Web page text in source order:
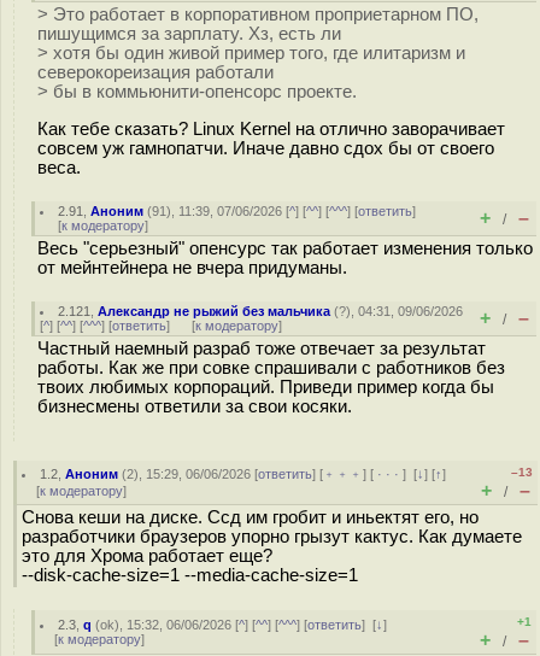
> Это работает в корпоративном проприетарном ПО,
пишущимся за зарплату. Хз, есть ли
> хотя бы один живой пример того, где илитаризм и
северокореизация работали
> бы в коммьюнити-опенсорс проекте.
Как тебе сказать? Linux Kernel на отлично заворачивает
совсем уж гамнопатчи. Иначе давно сдох бы от своего
веса.
2.91 ,Аноним (91), 11:39, 07/06/2026 [^] [^^] [^^^] [ответить]
[к модератору] + / –
Весь "серьезный" опенсурс так работает изменения только
от мейнтейнера не вчера придуманы.
2.121 ,Александр не рыжий без мальчика (?), 04:31, 09/06/2026
[^] [^^] [^^^] [ответить] [к модератору] + / –
Частный наемный разраб тоже отвечает за результат
работы. Как же при совке спрашивали с работников без
твоих любимых корпораций. Приведи пример когда бы
бизнесмены ответили за свои косяки.
1.2 ,Аноним (2), 15:29, 06/06/2026 [ответить] [ ﹢﹢﹢] [ · · ·][↓] [↑]
[к модератору]
–13
+ / –
Снова кеши на диске. Ссд им гробит и иньектят его, но
разработчики браузеров упорно грызут кактус. Как думаете
это для Хрома работает еще?
--disk-cache-size=1 --media-cache-size=1
2.3 ,q (ok), 15:32, 06/06/2026 [^] [^^] [^^^] [ответить][↓]
[к модератору]
+1
+ / –